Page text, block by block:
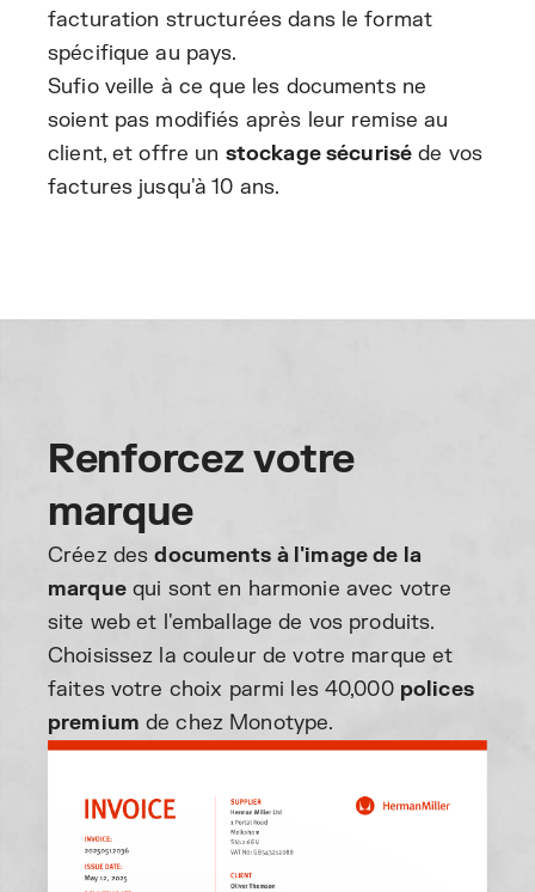
facturation structurées dans le format
spécifique au pays.
Sufio veille à ce que les documents ne
soient pas modifiés après leur remise au
client, et offre un stockage sécurisé de vos
factures jusqu'à 10 ans.
Renforcez votre
marque
Créez desdocuments à l'image de la
marquequi sont en harmonie avec votre
site web et l'emballage de vos produits.
Choisissez la couleur de votre marque et
faites votre choix parmi les 40,000 polices
premium de chez Monotype.